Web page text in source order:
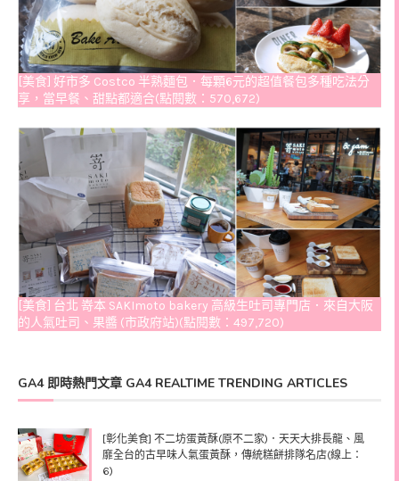
[美食] 好市多 Costco 半熟麵包．每顆6元的超值餐包多種吃法分
享，當早餐、甜點都適合(點閱數：570,672)
[美食] 台北 嵜本 SAKImoto bakery 高級生吐司專門店．來自大阪
的人氣吐司、果醬 (市政府站)(點閱數：497,720)
GA4 即時熱門文章 GA4 REALTIME TRENDING ARTICLES
[彰化美食] 不二坊蛋黃酥(原不二家)．天天大排長龍、風
靡全台的古早味人氣蛋黃酥，傳統糕餅排隊名店(線上：
6)